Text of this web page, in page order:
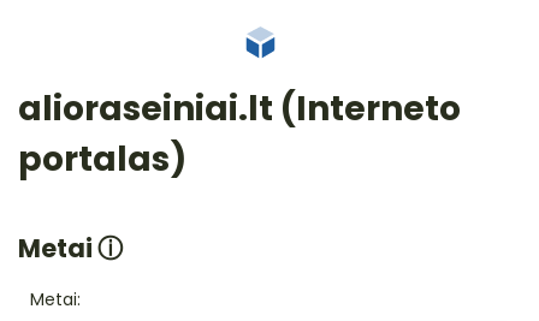
alioraseiniai.lt (Interneto
portalas)
Metaiⓘ
Metai: